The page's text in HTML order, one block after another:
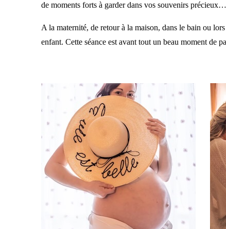
de moments forts à garder dans vos souvenirs précieux…
A la maternité, de retour à la maison, dans le bain ou
enfant. Cette séance est avant tout un beau moment de